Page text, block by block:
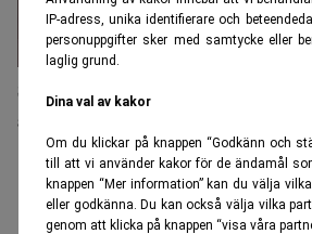
IP-adress, unika identifierare och
personuppgifter sker med samtycke eller
laglig grund.
Dina val av kakor
Om du klickar på knappen “Godkänn och
till att vi använder kakor för de ändamål
knappen “Mer information” kan du välja
eller godkänna. Du kan också välja vilka
genom att klicka på knappen “visa våra
SBB ser ljusning trots
att göra"
ANNONS